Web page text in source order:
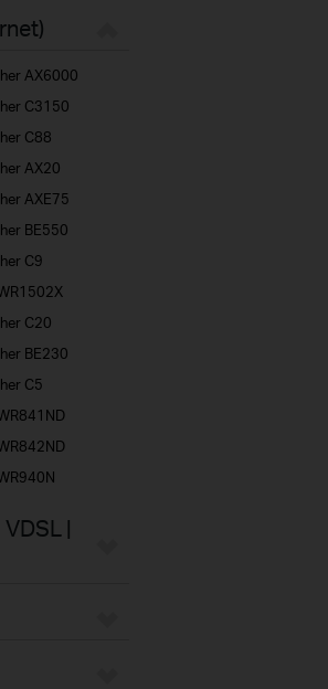
AX6000
C3150
C88
AX20
AXE75
BE550
C9
C20
BE230
C5
|